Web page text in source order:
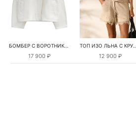
БОМБЕР С ВОРОТНИКОМ-СТОЙКОЙ
17 900 ₽
ТОП ИЗО ЛЬНА С КРУЖЕВОМ
12 900 ₽